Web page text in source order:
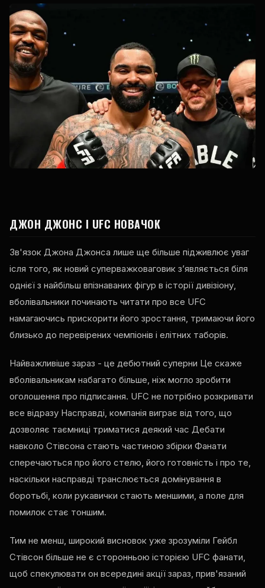
ДЖОН ДЖОНС І UFC НОВАЧОК
Зв'язок Джона Джонса лише ще більше підживлює уваг
ісля того, як новий суперважковаговик з’являється біля
однієї з найбільш впізнаваних фігур в історії дивізіону,
вболівальники починають читати про все UFC
намагаючись прискорити його зростання, тримаючи його
близько до перевірених чемпіонів і елітних таборів.
Найважливіше зараз - це дебютний суперни Це скаже
вболівальникам набагато більше, ніж могло зробити
оголошення про підписання. UFC не потрібно розкривати
все відразу Насправді, компанія виграє від того, що
дозволяє таємниці триматися деякий час Дебати
навколо Стівсона стають частиною збірки Фанати
сперечаються про його стелю, його готовність і про те,
наскільки насправді транслюється домінування в
боротьбі, коли рукавички стають меншими, а поле для
помилок стає тоншим.
Тим не менш, широкий висновок уже зрозуміли Гейбл
Стівсон більше не є сторонньою історією UFC фанати,
щоб спекулювати он всередині акції зараз, прив'язаний